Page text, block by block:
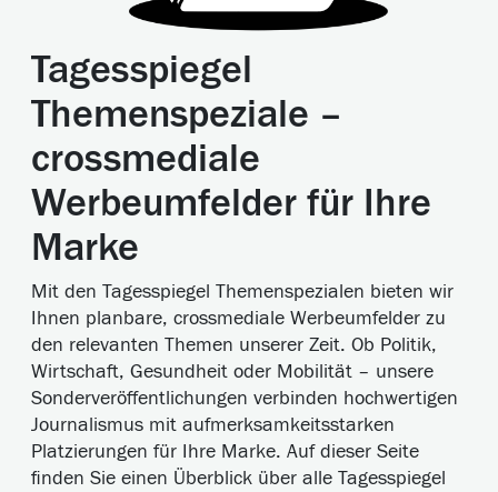
Tagesspiegel
Themenspeziale –
crossmediale
Werbeumfelder für Ihre
Marke
Mit den Tagesspiegel Themenspezialen bieten wir
Ihnen planbare, crossmediale Werbeumfelder zu
den relevanten Themen unserer Zeit. Ob Politik,
Wirtschaft, Gesundheit oder Mobilität – unsere
Sonderveröffentlichungen verbinden hochwertigen
Journalismus mit aufmerksamkeitsstarken
Platzierungen für Ihre Marke. Auf dieser Seite
finden Sie einen Überblick über alle Tagesspiegel